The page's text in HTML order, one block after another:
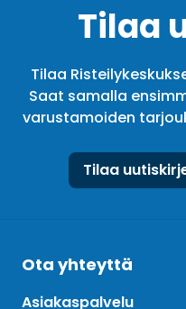
Tilaa
Tilaa
Saat samalla
varustamoiden
Tilaa
Ota yhteyttä
Asiakaspalvelu